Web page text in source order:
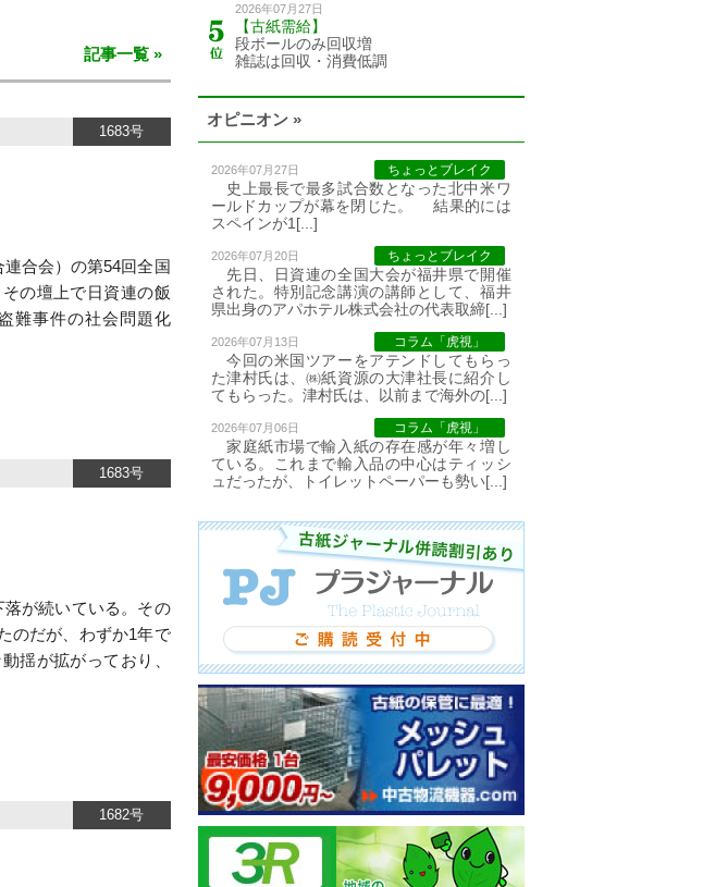
記事一覧 »
1683号
合会）の第54回全国
の壇上で日資連の飯
難事件の社会問題化
1683号
が続いている。その
のだが、わずか1年で
揺が拡がっており、
1682号
2026年07月27日
【古紙需給】
段ボールのみ回収増
雑誌は回収・消費低調
オピニオン »
2026年07月27日 ちょっとブレイク
史上最長で最多試合数となった北中米ワ
ールドカップが幕を閉じた。 結果的には
スペインが1[...]
2026年07月20日 ちょっとブレイク
先日、日資連の全国大会が福井県で開催
された。特別記念講演の講師として、福井
県出身のアパホテル株式会社の代表取締[...]
2026年07月13日 コラム「虎視」
今回の米国ツアーをアテンドしてもらっ
た津村氏は、㈱紙資源の大津社長に紹介し
てもらった。津村氏は、以前まで海外の[...]
2026年07月06日 コラム「虎視」
家庭紙市場で輸入紙の存在感が年々増し
ている。これまで輸入品の中心はティッシ
ュだったが、トイレットペーパーも勢い[...]